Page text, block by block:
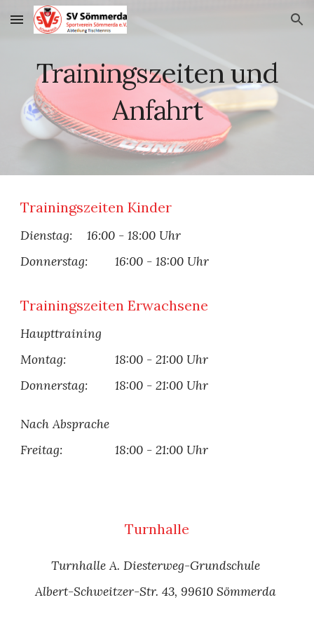
Skip to main content Skip to navigation
Trainingszeiten und
Anfahrt
Trainingszeiten Kinder
Dienstag:
16:00 - 18:00 Uhr
Donnerstag:
16:00 -18:00 Uhr
TrainingszeitenErwachsene
Haupttraining
Montag: 18:00 - 21:00 Uhr
Donnerstag:
18:00 - 21:00 Uhr
Nach Absprache
Freitag:
18:00 - 21:00 Uhr
Turnhalle
Turnhalle A. Diesterweg-Grundschule
Albert-Schweitzer-Str. 43, 99610 Sömmerda